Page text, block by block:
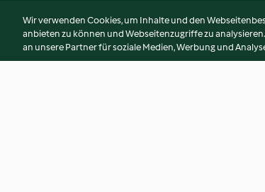
Wir verwenden Cookies, um Inhalte und den
anbieten zu können und Webseitenzugriffe zu
an unsere Partner für soziale Medien, Werbung und